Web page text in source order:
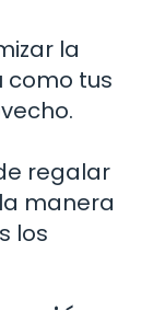
la
como tus
regalar
manera
los